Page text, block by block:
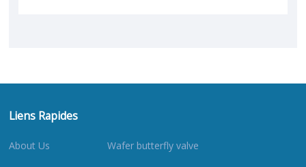
Liens Rapides
About Us Wafer butterfly valve